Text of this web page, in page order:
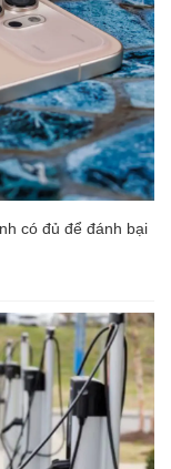
có đủ để đánh bại